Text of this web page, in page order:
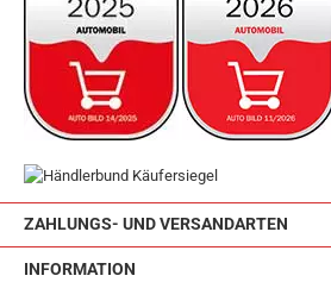
ZAHLUNGS- UND VERSANDARTEN
INFORMATION